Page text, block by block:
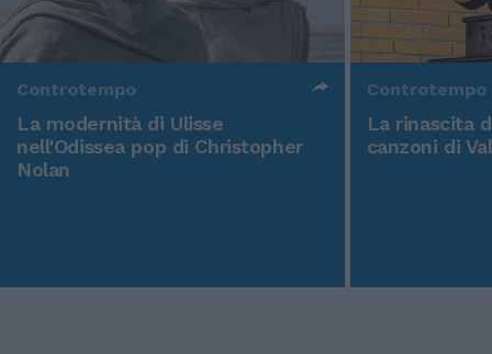
Controtempo
La modernità di Ulisse
nell'Odissea pop di Christopher
Nolan
Controtempo
La rinascita
canzoni di